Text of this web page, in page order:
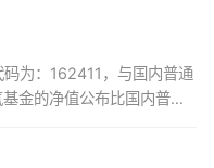
2日按照t日的净值...
为：162411，与国内普通
金的净值公布比国内普通
况。比如，小李...